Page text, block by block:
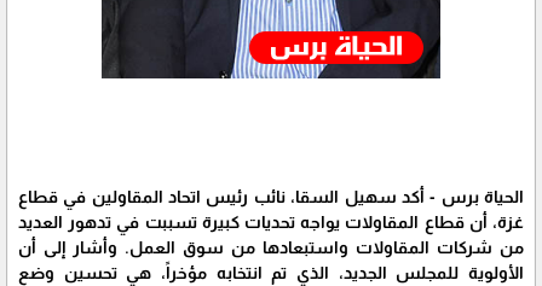
الحياة برس - أكد سهيل السقا، نائب رئيس اتحاد المقاولين في قطاع
غزة، أن قطاع المقاولات يواجه تحديات كبيرة تسببت في تدهور العديد
من شركات المقاولات واستبعادها من سوق العمل. وأشار إلى أن
الأولوية للمجلس الجديد، الذي تم انتخابه مؤخراً، هي تحسين وضع